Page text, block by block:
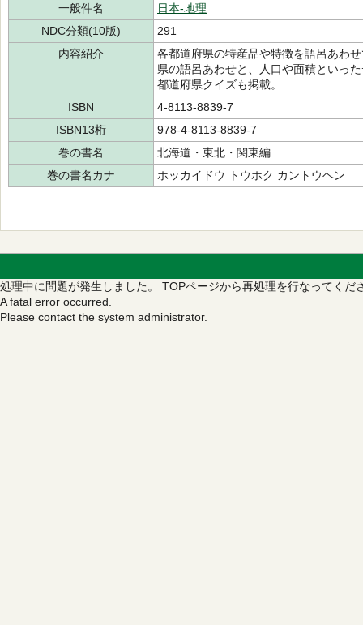
一般件名
日本-地理
NDC分類(10版)
291
内容紹介
各都道府県の特産品や特徴を語呂あわ
県の語呂あわせと、人口や面積といっ
都道府県クイズも掲載。
ISBN
4-8113-8839-7
ISBN13桁
978-4-8113-8839-7
巻の書名
北海道・東北・関東編
巻の書名カナ
ホッカイドウ トウホク カントウヘン
処理中に問題が発生しました。 TOPページから再処理を行なってくだ
A fatal error occurred.
Please contact the system administrator.